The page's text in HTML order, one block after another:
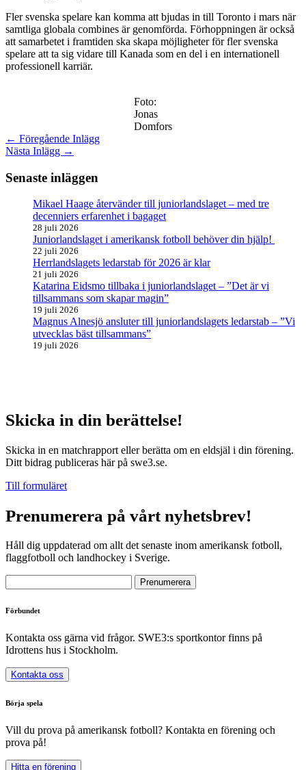
Fler svenska spelare kan komma att bjudas in till Toronto i mars när
samtliga globala combines är genomförda. Förhoppningen är också
att samarbetet i framtiden ska skapa möjligheter för fler svenska
spelare att ta sig vidare till Kanada som en del i en internationell
professionell karriär.
Foto:
Jonas
Domfors
← Föregående Inlägg
Nästa Inlägg →
Senaste inläggen
Mikael Haage återvänder till juniorlandslaget – med tre
decenniers erfarenhet i bagaget
28 juli 2026
Juniorlandslaget i amerikansk fotboll behöver din hjälp!
22 juli 2026
Herrlandslagets ledarstab för 2026 är klar
21 juli 2026
Katarina Eidsmo tillbaka i juniorlandslaget – ”Det är vi
tillsammans som skapar magin”
19 juli 2026
Magnus Alnesjö ansluter till juniorlandslagets ledarstab – ”Vi
utvecklas bäst tillsammans”
19 juli 2026
Skicka in din berättelse!
Skicka in en matchrapport eller berätta om en eldsjäl i din förening.
Ditt bidrag publiceras här på swe3.se.
Till formuläret
Prenumerera på vårt nyhetsbrev!
Håll dig uppdaterad om allt det senaste inom amerikansk fotboll,
flaggfotboll och landhockey i Sverige.
Förbundet
Kontakta oss gärna vid frågor. SWE3:s sportkontor finns på
Idrottens hus i Stockholm.
Kontakta oss
Börja spela
Vill du prova på amerikansk fotboll? Kontakta en förening och
prova på!
Hitta en förening